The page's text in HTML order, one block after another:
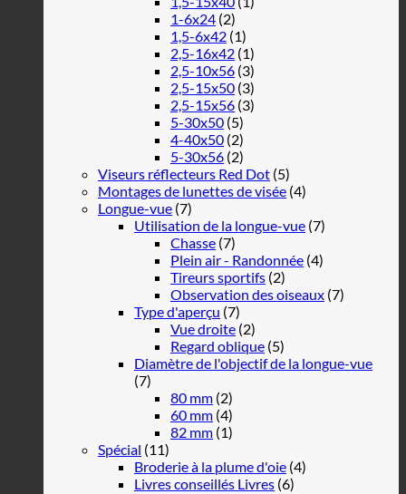
1-6x24 (2)
1,5-6x42 (1)
2,5-16x42 (1)
2,5-10x56 (3)
2,5-15x50 (3)
2,5-15x56 (3)
5-30x50 (5)
4-40x50 (2)
5-30x56 (2)
Viseurs réflecteurs Red Dot (5)
Montages de lunettes de visée (4)
Longue-vue (7)
Utilisation de la longue-vue (7)
Chasse (7)
Plein air - Randonnée (4)
Tireurs sportifs (2)
Observation des oiseaux (7)
Type d'aperçu (7)
Vue droite (2)
Regard oblique (5)
Diamètre de l'objectif de la longue-vue
(7)
80 mm (2)
60 mm (4)
82 mm (1)
Spécial (11)
Broderie à la plume d'oie (4)
Livres conseillés Livres (6)